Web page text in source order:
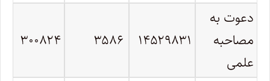
دعوت به
مصاحبه
علمی
۱۴۵۲۹۸۳۱ ۳۵۸۶ ۳۰۰۸۲۴